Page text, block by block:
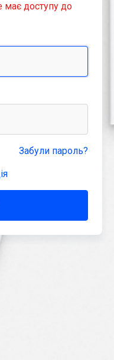
має доступу до
Забули пароль?